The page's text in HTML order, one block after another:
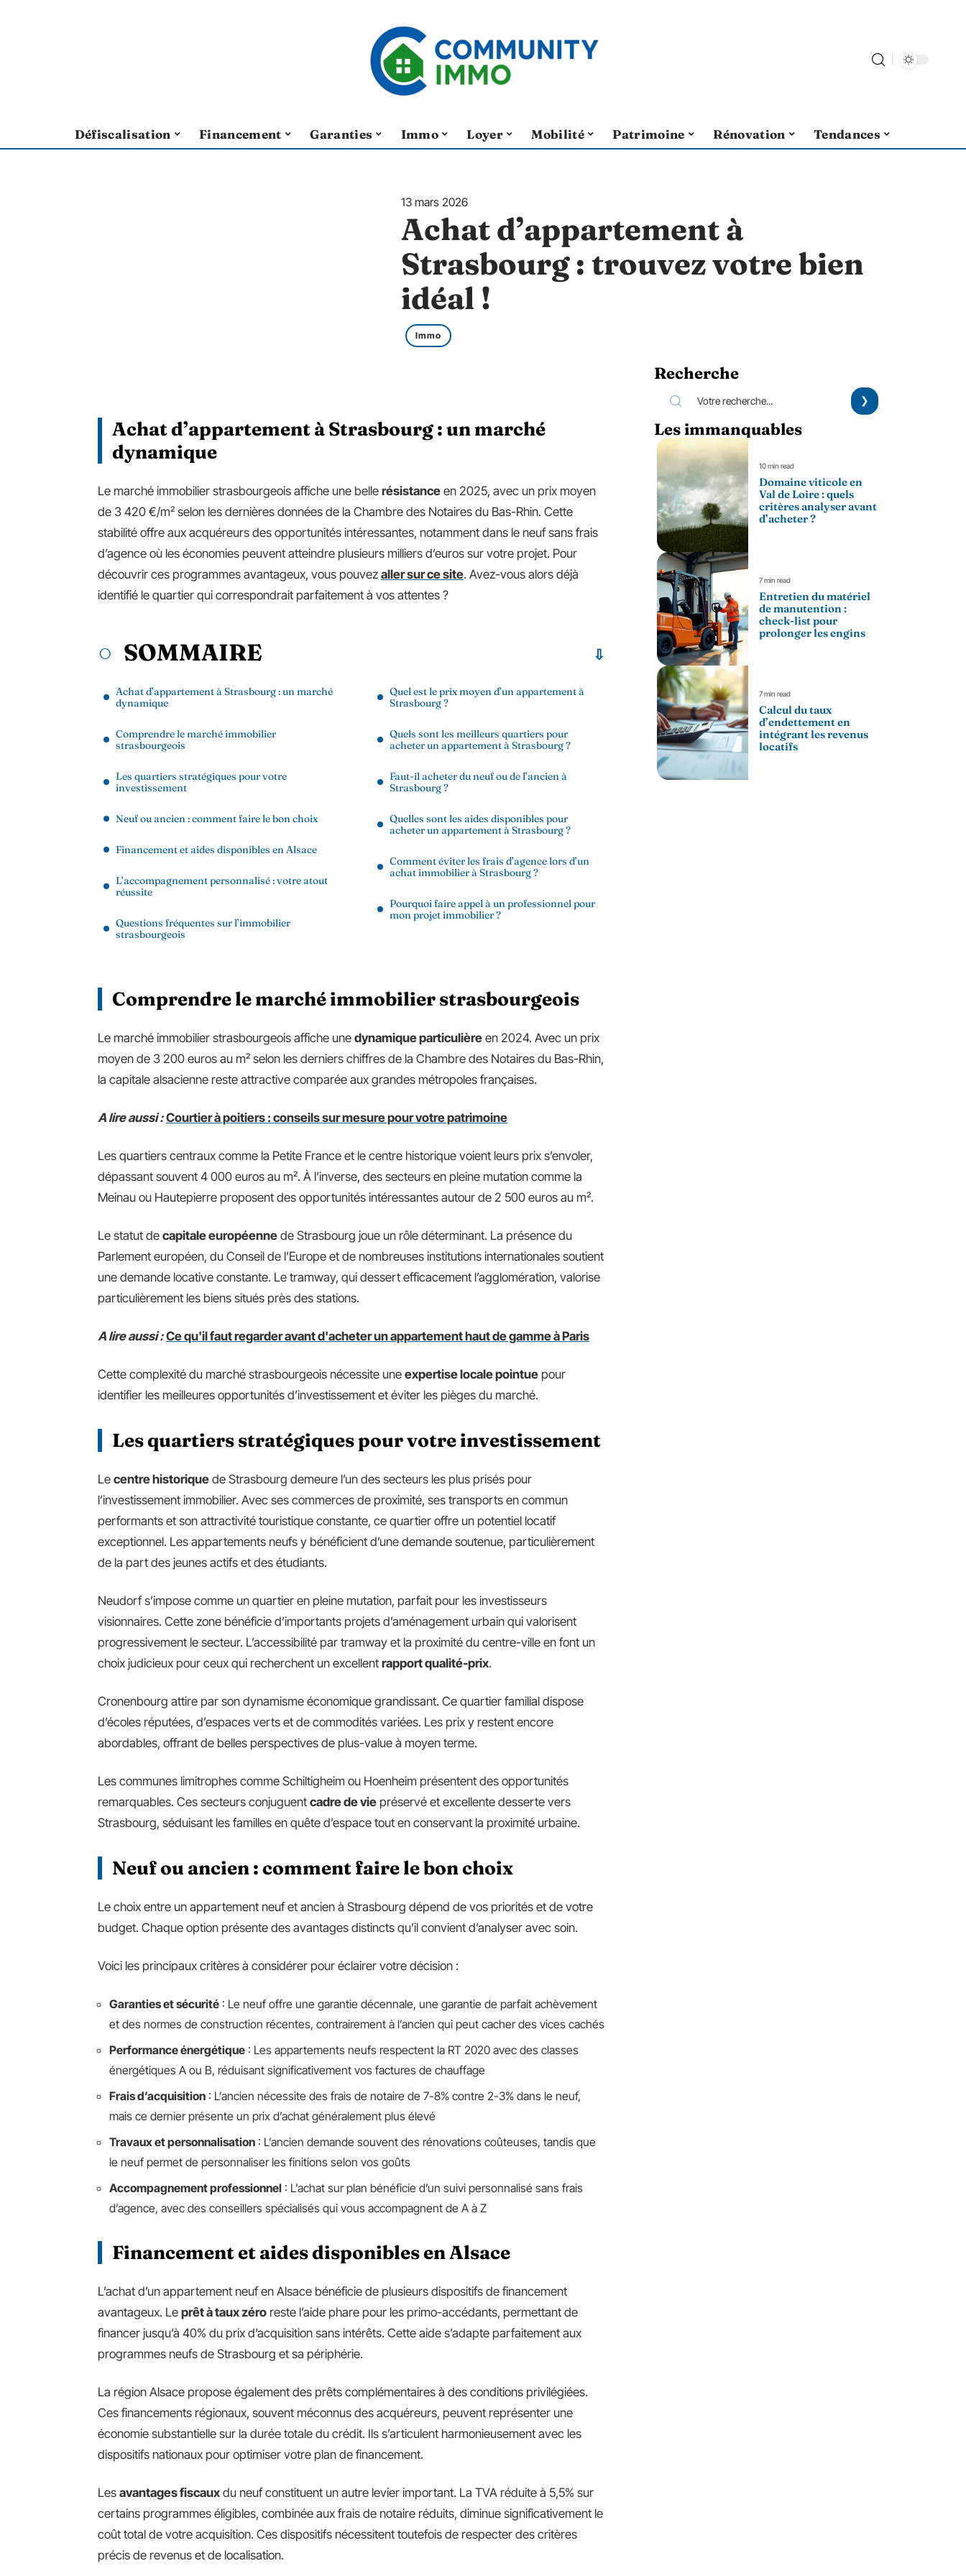
Défiscalisation Financement Garanties Immo Loyer Mobilité Patrimoine Rénovation Tendances
13 mars 2026
Achat d’appartement à
Strasbourg : trouvez votre bien
idéal !
Immo
Achat d’appartement à Strasbourg : un marché
dynamique
Le marché immobilier strasbourgeois affiche une belle résistance en 2025, avec un prix moyen
de 3 420 €/m² selon les dernières données de la Chambre des Notaires du Bas-Rhin. Cette
stabilité offre aux acquéreurs des opportunités intéressantes, notamment dans le neuf sans frais
d’agence où les économies peuvent atteindre plusieurs milliers d’euros sur votre projet. Pour
découvrir ces programmes avantageux, vous pouvez aller sur ce site. Avez-vous alors déjà
identifié le quartier qui correspondrait parfaitement à vos attentes ?
SOMMAIRE
Achat d’appartement à Strasbourg : un marché
dynamique
Comprendre le marché immobilier
strasbourgeois
Les quartiers stratégiques pour votre
investissement
Neuf ou ancien : comment faire le bon choix
Financement et aides disponibles en Alsace
L’accompagnement personnalisé : votre atout
réussite
Questions fréquentes sur l’immobilier
strasbourgeois
Quel est le prix moyen d’un appartement à
Strasbourg ?
Quels sont les meilleurs quartiers pour
acheter un appartement à Strasbourg ?
Faut-il acheter du neuf ou de l’ancien à
Strasbourg ?
Quelles sont les aides disponibles pour
acheter un appartement à Strasbourg ?
Comment éviter les frais d’agence lors d’un
achat immobilier à Strasbourg ?
Pourquoi faire appel à un professionnel pour
mon projet immobilier ?
Comprendre le marché immobilier strasbourgeois
Le marché immobilier strasbourgeois affiche une dynamique particulière en 2024. Avec un prix
moyen de 3 200 euros au m² selon les derniers chiffres de la Chambre des Notaires du Bas-Rhin,
la capitale alsacienne reste attractive comparée aux grandes métropoles françaises.
A lire aussi : Courtier à poitiers : conseils sur mesure pour votre patrimoine
Les quartiers centraux comme la Petite France et le centre historique voient leurs prix s’envoler,
dépassant souvent 4 000 euros au m². À l’inverse, des secteurs en pleine mutation comme la
Meinau ou Hautepierre proposent des opportunités intéressantes autour de 2 500 euros au m².
Le statut de capitale européenne de Strasbourg joue un rôle déterminant. La présence du
Parlement européen, du Conseil de l’Europe et de nombreuses institutions internationales soutient
une demande locative constante. Le tramway, qui dessert efficacement l’agglomération, valorise
particulièrement les biens situés près des stations.
A lire aussi : Ce qu'il faut regarder avant d'acheter un appartement haut de gamme à Paris
Cette complexité du marché strasbourgeois nécessite une expertise locale pointue pour
identifier les meilleures opportunités d’investissement et éviter les pièges du marché.
Les quartiers stratégiques pour votre investissement
Le centre historique de Strasbourg demeure l’un des secteurs les plus prisés pour
l’investissement immobilier. Avec ses commerces de proximité, ses transports en commun
performants et son attractivité touristique constante, ce quartier offre un potentiel locatif
exceptionnel. Les appartements neufs y bénéficient d’une demande soutenue, particulièrement
de la part des jeunes actifs et des étudiants.
Neudorf s’impose comme un quartier en pleine mutation, parfait pour les investisseurs
visionnaires. Cette zone bénéficie d’importants projets d’aménagement urbain qui valorisent
progressivement le secteur. L’accessibilité par tramway et la proximité du centre-ville en font un
choix judicieux pour ceux qui recherchent un excellent rapport qualité-prix.
Cronenbourg attire par son dynamisme économique grandissant. Ce quartier familial dispose
d’écoles réputées, d’espaces verts et de commodités variées. Les prix y restent encore
abordables, offrant de belles perspectives de plus-value à moyen terme.
Les communes limitrophes comme Schiltigheim ou Hoenheim présentent des opportunités
remarquables. Ces secteurs conjuguent cadre de vie préservé et excellente desserte vers
Strasbourg, séduisant les familles en quête d’espace tout en conservant la proximité urbaine.
Neuf ou ancien : comment faire le bon choix
Le choix entre un appartement neuf et ancien à Strasbourg dépend de vos priorités et de votre
budget. Chaque option présente des avantages distincts qu’il convient d’analyser avec soin.
Voici les principaux critères à considérer pour éclairer votre décision :
Garanties et sécurité : Le neuf offre une garantie décennale, une garantie de parfait achèvement
et des normes de construction récentes, contrairement à l’ancien qui peut cacher des vices cachés
Performance énergétique : Les appartements neufs respectent la RT 2020 avec des classes
énergétiques A ou B, réduisant significativement vos factures de chauffage
Frais d’acquisition : L’ancien nécessite des frais de notaire de 7-8% contre 2-3% dans le neuf,
mais ce dernier présente un prix d’achat généralement plus élevé
Travaux et personnalisation : L’ancien demande souvent des rénovations coûteuses, tandis que
le neuf permet de personnaliser les finitions selon vos goûts
Accompagnement professionnel : L’achat sur plan bénéficie d’un suivi personnalisé sans frais
d’agence, avec des conseillers spécialisés qui vous accompagnent de A à Z
Financement et aides disponibles en Alsace
L’achat d’un appartement neuf en Alsace bénéficie de plusieurs dispositifs de financement
avantageux. Le prêt à taux zéro reste l’aide phare pour les primo-accédants, permettant de
financer jusqu’à 40% du prix d’acquisition sans intérêts. Cette aide s’adapte parfaitement aux
programmes neufs de Strasbourg et sa périphérie.
La région Alsace propose également des prêts complémentaires à des conditions privilégiées.
Ces financements régionaux, souvent méconnus des acquéreurs, peuvent représenter une
économie substantielle sur la durée totale du crédit. Ils s’articulent harmonieusement avec les
dispositifs nationaux pour optimiser votre plan de financement.
Les avantages fiscaux du neuf constituent un autre levier important. La TVA réduite à 5,5% sur
certains programmes éligibles, combinée aux frais de notaire réduits, diminue significativement le
coût total de votre acquisition. Ces dispositifs nécessitent toutefois de respecter des critères
précis de revenus et de localisation.
Recherche
Les immanquables
10 min read
Domaine viticole en
Val de Loire : quels
critères analyser avant
d’acheter ?
7 min read
Entretien du matériel
de manutention :
check-list pour
prolonger les engins
7 min read
Calcul du taux
d’endettement en
intégrant les revenus
locatifs